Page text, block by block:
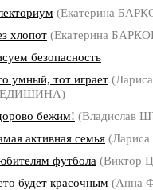
(Екатерина
хлопот (Екатерина
безопасность
умный, тот играет (Лариса
бежим! (Владислав
активная семья
футбола (Виктор
будет красочным (Анна